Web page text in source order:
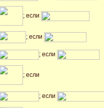
; если
; если
; если
; если
; если